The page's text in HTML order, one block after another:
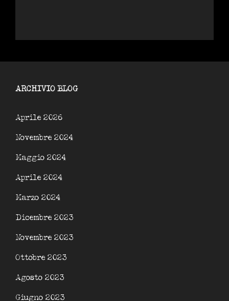
ARCHIVIO BLOG
Aprile 2026
Novembre 2024
Maggio 2024
Aprile 2024
Marzo 2024
Dicembre 2023
Novembre 2023
Ottobre 2023
Agosto 2023
Giugno 2023